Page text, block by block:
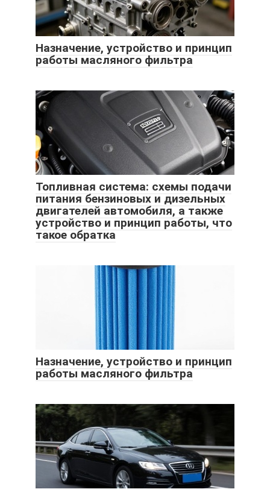
Назначение, устройство и принцип
работы масляного фильтра
Топливная система: схемы подачи
питания бензиновых и дизельных
двигателей автомобиля, а также
устройство и принцип работы, что
такое обратка
Назначение, устройство и принцип
работы масляного фильтра